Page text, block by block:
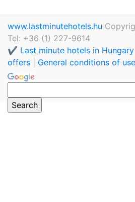
www.lastminutehotels.hu
Tel: +36 (1) 227-9614
✔️ Last minute hotels in
offers
General conditions of use